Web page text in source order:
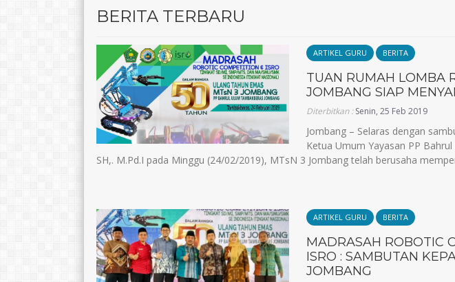
BERITA TERBARU
ARTIKEL GURU BERITA
TUAN RUMAH LOMBA
JOMBANG SIAP
Diterbitkan :Senin, 25 Feb 2019
Jombang – Selaras dengan
Ketua Umum Yayasan PP
SH,. M.Pd.I pada Minggu (24/02/2019), MTsN 3 Jombang telah berusaha
ARTIKEL GURU BERITA
MADRASAH ROBOTIC
ISRO : SAMBUTAN
JOMBANG